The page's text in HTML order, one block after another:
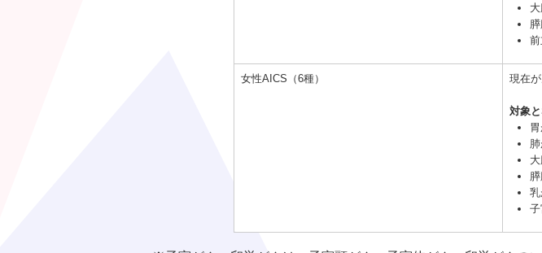
女性AICS（6種） 現在
対象
乳